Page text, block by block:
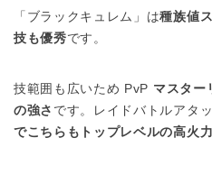
「ブラックキュレム」は種族値
技も優秀です。
技範囲も広いため PvP マスター
の強さ です。レイドバトルアタ
でこちらもトップレベルの高火力